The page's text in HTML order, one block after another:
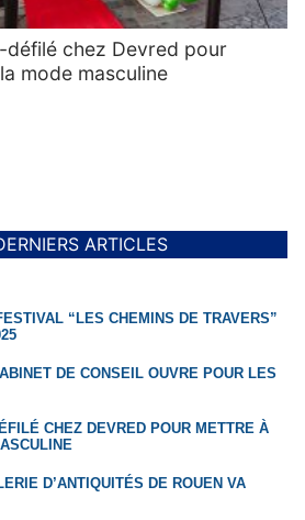
défilé chez Devred pour
mode masculine
ARTICLES
“LES CHEMINS DE TRAVERS”
DE CONSEIL OUVRE POUR LES
CHEZ DEVRED POUR METTRE À
D’ANTIQUITÉS DE ROUEN VA